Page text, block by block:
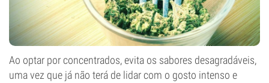
Ao optar por concentrados, evita os sabores desagradáveis,
uma vez que já não terá de lidar com o gosto intenso e